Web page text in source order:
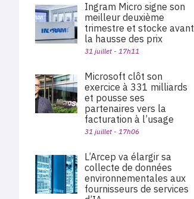
Ingram Micro signe son
meilleur deuxième
trimestre et stocke avant
la hausse des prix
31 juillet - 17h11
Microsoft clôt son
exercice à 331 milliards
et pousse ses
partenaires vers la
facturation à l’usage
31 juillet - 17h06
L’Arcep va élargir sa
collecte de données
environnementales aux
fournisseurs de services